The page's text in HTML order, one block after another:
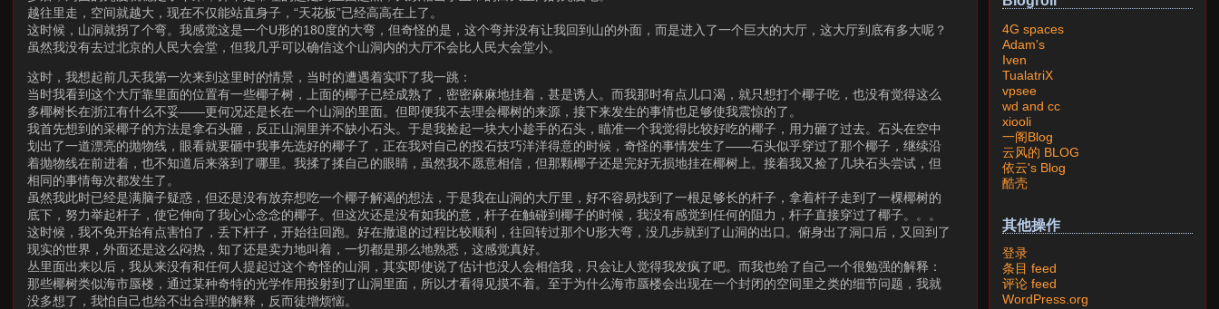
越往里走，空间就越大，现在不仅能站直身子，“天花板”已经高高在上了。
这时候，山洞就拐了个弯。我感觉这是一个U形的180度的大弯，但奇怪的是，这个弯并没有让我回到山的外面，而是进入了一个巨大的大厅，这大厅到底有多大呢？
虽然我没有去过北京的人民大会堂，但我几乎可以确信这个山洞内的大厅不会比人民大会堂小。
这时，我想起前几天我第一次来到这里时的情景，当时的遭遇着实吓了我一跳：
当时我看到这个大厅靠里面的位置有一些椰子树，上面的椰子已经成熟了，密密麻麻地挂着，甚是诱人。而我那时有点儿口渴，就只想打个椰子吃，也没有觉得这么
多椰树长在浙江有什么不妥——更何况还是长在一个山洞的里面。但即便我不去理会椰树的来源，接下来发生的事情也足够使我震惊的了。
我首先想到的采椰子的方法是拿石头砸，反正山洞里并不缺小石头。于是我捡起一块大小趁手的石头，瞄准一个我觉得比较好吃的椰子，用力砸了过去。石头在空中
划出了一道漂亮的抛物线，眼看就要砸中我事先选好的椰子了，正在我对自己的投石技巧洋洋得意的时候，奇怪的事情发生了——石头似乎穿过了那个椰子，继续沿
着抛物线在前进着，也不知道后来落到了哪里。我揉了揉自己的眼睛，虽然我不愿意相信，但那颗椰子还是完好无损地挂在椰树上。接着我又捡了几块石头尝试，但
相同的事情每次都发生了。
虽然我此时已经是满脑子疑惑，但还是没有放弃想吃一个椰子解渴的想法，于是我在山洞的大厅里，好不容易找到了一根足够长的杆子，拿着杆子走到了一棵椰树的
底下，努力举起杆子，使它伸向了我心心念念的椰子。但这次还是没有如我的意，杆子在触碰到椰子的时候，我没有感觉到任何的阻力，杆子直接穿过了椰子。。。
这时候，我不免开始有点害怕了，丢下杆子，开始往回跑。好在撤退的过程比较顺利，往回转过那个U形大弯，没几步就到了山洞的出口。俯身出了洞口后，又回到了
现实的世界，外面还是这么闷热，知了还是卖力地叫着，一切都是那么地熟悉，这感觉真好。
丛里面出来以后，我从来没有和任何人提起过这个奇怪的山洞，其实即使说了估计也没人会相信我，只会让人觉得我发疯了吧。而我也给了自己一个很勉强的解释：
那些椰树类似海市蜃楼，通过某种奇特的光学作用投射到了山洞里面，所以才看得见摸不着。至于为什么海市蜃楼会出现在一个封闭的空间里之类的细节问题，我就
没多想了，我怕自己也给不出合理的解释，反而徒增烦恼。
4G spaces
Adam's
Iven
TualatriX
vpsee
wd and cc
xiooli
一阁Blog
云风的 BLOG
依云's Blog
酷壳
其他操作
登录
条目 feed
评论 feed
WordPress.org